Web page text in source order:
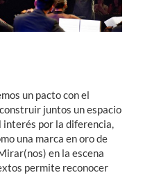
un pacto con el
juntos un espacio
interés por la diferencia,
una marca en oro de
en la escena
permite reconocer